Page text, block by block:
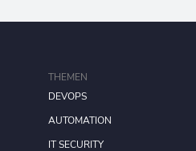
THEMEN
DEVOPS
AUTOMATION
IT SECURITY